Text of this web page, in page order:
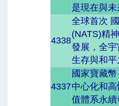
是現在與未
4338
全球首次
(NATS)精
發展，全
生存與和平
4337
國家寶藏
中心化和
值體系永